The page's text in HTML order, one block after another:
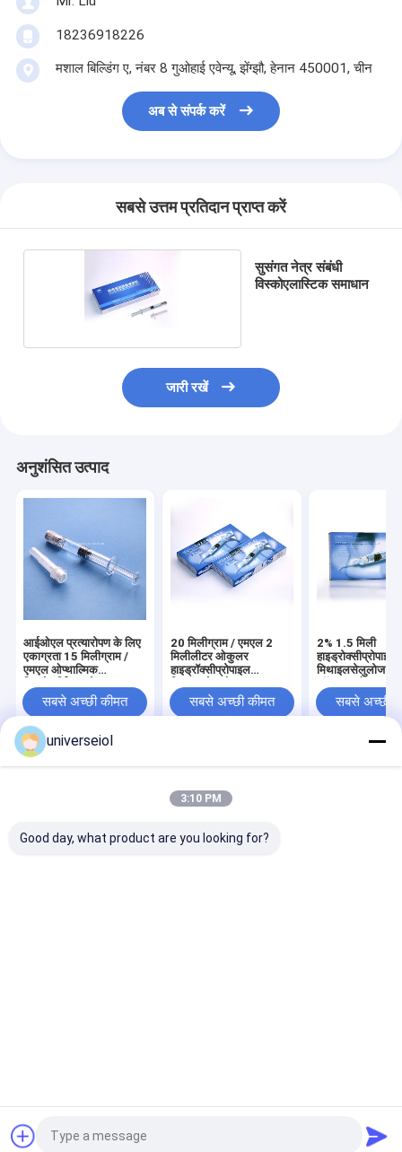
हमारे बारे में
18236918226
मशाल बिल्डिंग ए, नंबर 8 गुओहाई एवेन्यू, झेंग्झौ, हेनान 450001, चीन
अब से संपर्क करें
सबसे उत्तम प्रतिदान प्राप्त करें
सुसंगत नेत्र संबंधी
विस्कोएलास्टिक समाधान
जारी रखें
अनुशंसित उत्पाद
आईओएल प्रत्यारोपण के लिए
एकाग्रता 15 मिलीग्राम /
एमएल ओप्थाल्मिक
सबसे अच्छी कीमत
20 मिलीग्राम / एमएल 2
मिलीलीटर ओकुलर
हाइड्रॉक्सीप्रोपाइल
सबसे अच्छी कीमत
2% 1.5 मिली
हाइड्रोक्सीप्रोपाइल
मिथाइलसेलुलोज
विस्कोलेस्टिक
सबसे अच्छी
होम हमारे बारे में
Desktop Site
साइटमैप
गोपनीयता नीति
Reserved.
universeiol
3:10 PM
Good day, what product are you looking for?